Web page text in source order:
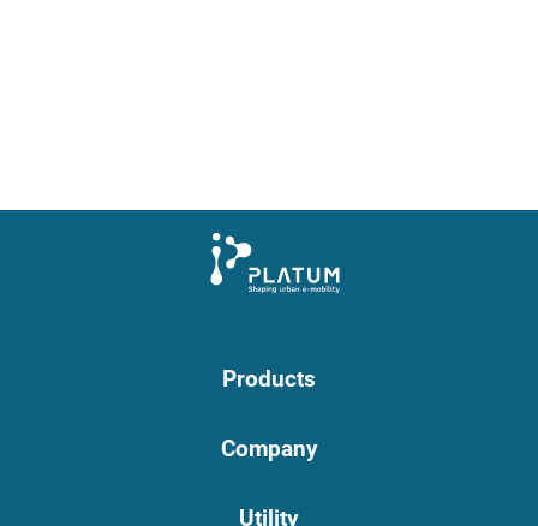
Products
Company
Utility